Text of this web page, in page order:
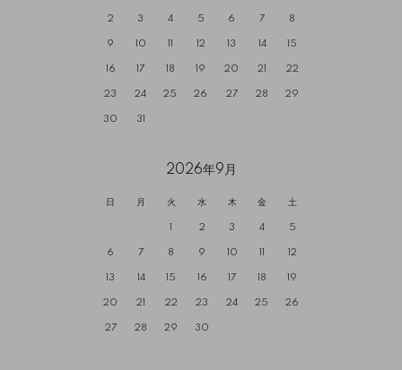
2 3 4 5 6 7 8
9 10 11 12 13 14 15
16 17 18 19 20 21 22
23 24 25 26 27 28 29
30 31
2026年9月
日 月 火 水 木 金 土
1 2 3 4 5
6 7 8 9 10 11 12
13 14 15 16 17 18 19
20 21 22 23 24 25 26
27 28 29 30